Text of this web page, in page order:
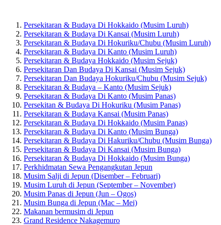
Persekitaran & Budaya Di Hokkaido (Musim Luruh)
Persekitaran & Budaya Di Kansai (Musim Luruh)
Persekitaran & Budaya Di Hokuriku/Chubu (Musim Luruh)
Persekitaran & Budaya Di Kanto (Musim Luruh)
Persekitaran & Budaya Hokkaido (Musim Sejuk)
Persekitaran Dan Budaya Di Kansai (Musim Sejuk)
Persekitaran Dan Budaya Hokuriku/Chubu (Musim Sejuk)
Persekitaran & Budaya – Kanto (Musim Sejuk)
Persekitaran & Budaya Di Kanto (Musim Panas)
Persekitan & Budaya Di Hokuriku (Musim Panas)
Persekitaran & Budaya Kansai (Musim Panas)
Persekitaran & Budaya Di Hokkaido (Musim Panas)
Persekitaran & Budaya Di Kanto (Musim Bunga)
Persekitaran & Budaya Di Hakuriku/Chubu (Musim Bunga)
Persekitaran & Budaya Di Kansai (Musim Bunga)
Persekitaran & Budaya Di Hokkaido (Musim Bunga)
Perkhidmatan Sewa Pengangkutan Jepun
Musim Salji di Jepun (Disember – Februari)
Musim Luruh di Jepun (September – November)
Musim Panas di Jepun (Jun – Ogos)
Musim Bunga di Jepun (Mac – Mei)
Makanan bermusim di Jepun
Grand Residence Nakagemuro